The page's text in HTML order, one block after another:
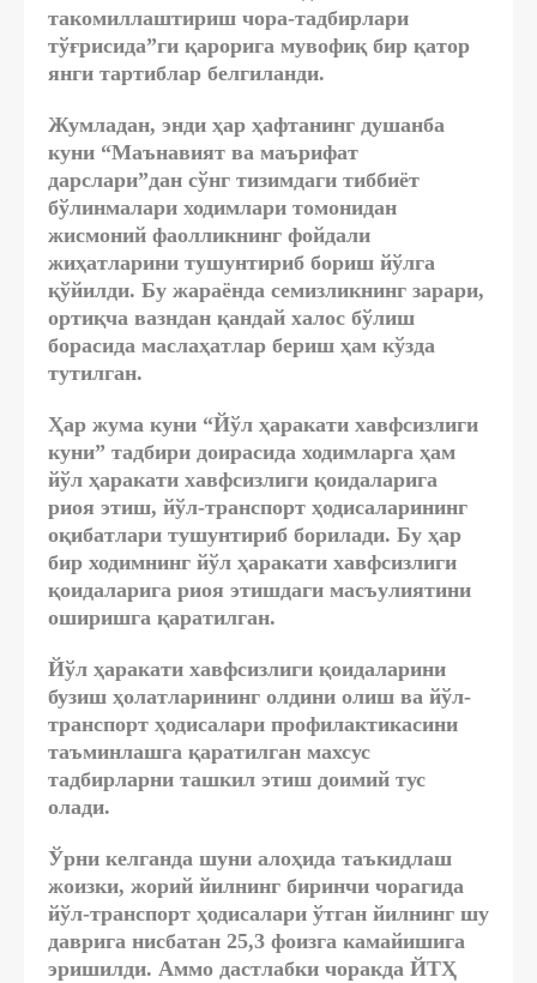
такомиллаштириш чора-тадбирлари
тўғрисида”ги қарорига мувофиқ бир қатор
янги тартиблар белгиланди.
Жумладан, энди ҳар ҳафтанинг душанба
куни “Маънавият ва маърифат
дарслари”дан сўнг тизимдаги тиббиёт
бўлинмалари ходимлари томонидан
жисмоний фаолликнинг фойдали
жиҳатларини тушунтириб бориш йўлга
қўйилди. Бу жараёнда семизликнинг зарари,
ортиқча вазндан қандай халос бўлиш
борасида маслаҳатлар бериш ҳам кўзда
тутилган.
Ҳар жума куни “Йўл ҳаракати хавфсизлиги
куни” тадбири доирасида ходимларга ҳам
йўл ҳаракати хавфсизлиги қоидаларига
риоя этиш, йўл-транспорт ҳодисаларининг
оқибатлари тушунтириб борилади. Бу ҳар
бир ходимнинг йўл ҳаракати хавфсизлиги
қоидаларига риоя этишдаги масъулиятини
оширишга қаратилган.
Йўл ҳаракати хавфсизлиги қоидаларини
бузиш ҳолатларининг олдини олиш ва йўл-
транспорт ҳодисалари профилактикасини
таъминлашга қаратилган махсус
тадбирларни ташкил этиш доимий тус
олади.
Ўрни келганда шуни алоҳида таъкидлаш
жоизки, жорий йилнинг биринчи чорагида
йўл-транспорт ҳодисалари ўтган йилнинг шу
даврига нисбатан 25,3 фоизга камайишига
эришилди. Аммо дастлабки чоракда ЙТҲ